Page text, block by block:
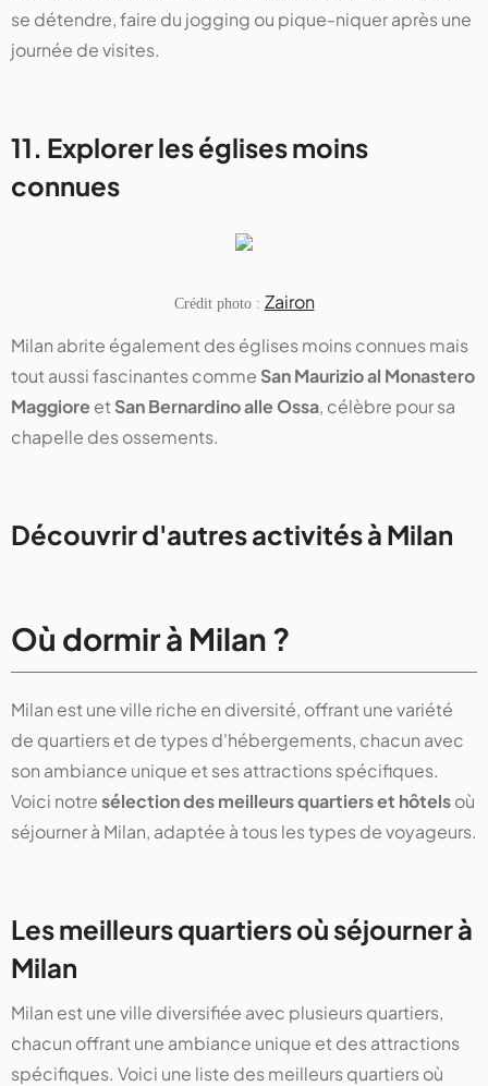
se détendre, faire du jogging ou pique-niquer après une
journée de visites.
11. Explorer les églises moins
connues
Crédit photo : Zairon
Milan abrite également des églises moins connues mais
tout aussi fascinantes comme San Maurizio al Monastero
Maggioreet San Bernardino alle Ossa, célèbre pour sa
chapelle des ossements.
Découvrir d'autres activités à Milan
Où dormir à Milan ?
Milan est une ville riche en diversité, offrant une variété
de quartiers et de types d'hébergements, chacun avec
son ambiance unique et ses attractions spécifiques.
Voici notresélection des meilleurs quartiers et hôtelsoù
séjourner à Milan, adaptée à tous les types de voyageurs.
Les meilleurs quartiers où séjourner à
Milan
Milan est une ville diversifiée avec plusieurs quartiers,
chacun offrant une ambiance unique et des attractions
spécifiques. Voici une liste des meilleurs quartiers où